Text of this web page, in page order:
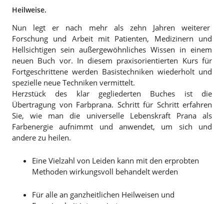
Heilweise.
Nun legt er nach mehr als zehn Jahren weiterer
Forschung und Arbeit mit Patienten, Medizinern und
Hellsichtigen sein außergewöhnliches Wissen in einem
neuen Buch vor. In diesem praxisorientierten Kurs für
Fortgeschrittene werden Basistechniken wiederholt und
spezielle neue Techniken vermittelt.
Herzstück des klar gegliederten Buches ist die
Übertragung von Farbprana. Schritt für Schritt erfahren
Sie, wie man die universelle Lebenskraft Prana als
Farbenergie aufnimmt und anwendet, um sich und
andere zu heilen.
Eine Vielzahl von Leiden kann mit den erprobten
Methoden wirkungsvoll behandelt werden
Für alle an ganzheitlichen Heilweisen und